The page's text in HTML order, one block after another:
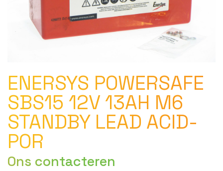
ENERSYS POWERSAFE
SBS15 12V 13AH M6
STANDBY LEAD ACID-
POR
Ons contacteren